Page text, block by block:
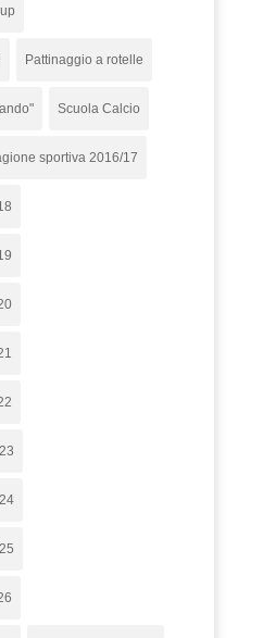
Pattinaggio a rotelle
Scuola Calcio
sportiva 2016/17